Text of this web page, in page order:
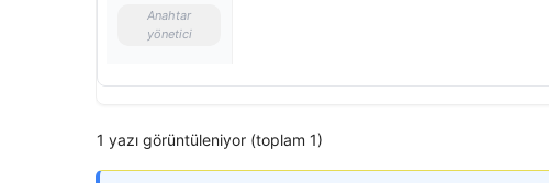
Anahtar
yönetici
1 yazı görüntüleniyor (toplam 1)